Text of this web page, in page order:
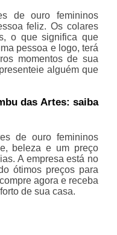
de ouro femininos
feliz. Os colares
o que significa que
pessoa e logo, terá
momentos de sua
alguém que
das Artes: saiba
de ouro femininos
beleza e um preço
A empresa está no
ótimos preços para
agora e receba
de sua casa.